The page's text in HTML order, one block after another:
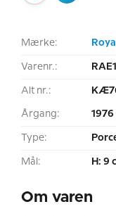
Mærke:
Varenr.:
Alt nr.:
Årgang: 1976
Type:
Mål: H: 9
Om varen